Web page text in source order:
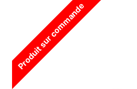
Produit sur commande